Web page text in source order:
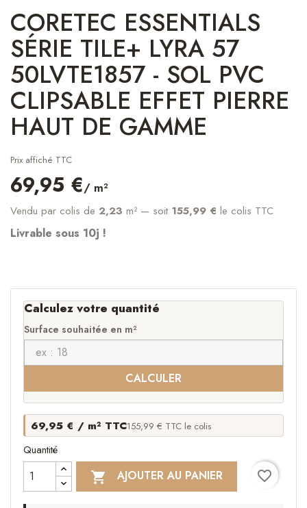
CORETEC ESSENTIALS
SÉRIE TILE+ LYRA 57
50LVTE1857 - SOL PVC
CLIPSABLE EFFET PIERRE
HAUT DE GAMME
Prix affiché TTC
69,95 €/ m²
Vendu par colis de 2,23 m² — soit 155,99 € le colis TTC
Livrable sous 10j !
Calculez votre quantité
Surface souhaitée en m²
CALCULER
69,95 € / m² TTC155,99 € TTC le colis
Quantité
 AJOUTER AU PANIER favorite_border